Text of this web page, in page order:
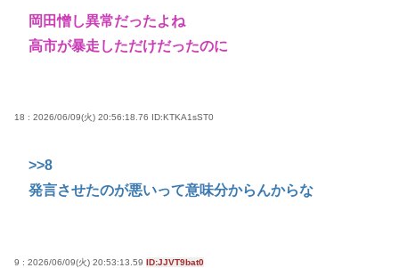
岡田憎し異常だったよね
高市が暴走しただけだったのに
18 : 2026/06/09(火) 20:56:18.76 ID:KTKA1sST0
>>8
発言させたのが悪いって意味分からんからな
9 : 2026/06/09(火) 20:53:13.59 ID:JJVT9bat0